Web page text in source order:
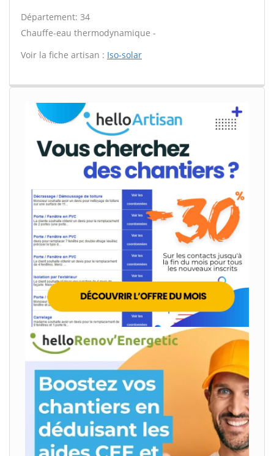
Département: 34
Chauffe-eau thermodynamique -
Voir la fiche artisan : Iso-solar